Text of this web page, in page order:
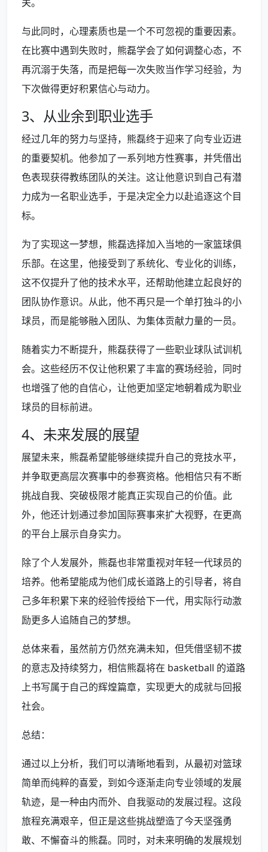
与此同时，心理素质也是一个不可忽视的重要因素。
在比赛中遇到失败时，熊磊学会了如何调整心态，不
再沉溺于失落，而是把每一次失败当作学习经验，为
下次做得更好积累信心与动力。
3、从业余到职业选手
经过几年的努力与坚持，熊磊终于迎来了向专业迈进
的重要契机。他参加了一系列地方性赛事，并凭借出
色表现获得教练团队的关注。这让他意识到自己有潜
力成为一名职业选手，于是决定全力以赴追逐这个目
标。
为了实现这一梦想，熊磊选择加入当地的一家篮球俱
乐部。在这里，他接受到了系统化、专业化的训练，
这不仅提升了他的技术水平，还帮助他建立起良好的
团队协作意识。从此，他不再只是一个单打独斗的小
球员，而是能够融入团队、为集体贡献力量的一员。
随着实力不断提升，熊磊获得了一些职业球队试训机
会。这些经历不仅让他积累了丰富的赛场经验，同时
也增强了他的自信心，让他更加坚定地朝着成为职业
球员的目标前进。
4、未来发展的展望
展望未来，熊磊希望能够继续提升自己的竞技水平，
并争取更高层次赛事中的参赛资格。他相信只有不断
挑战自我、突破极限才能真正实现自己的价值。此
外，他还计划通过参加国际赛事来扩大视野，在更高
的平台上展示自身实力。
除了个人发展外，熊磊也非常重视对年轻一代球员的
培养。他希望能成为他们成长道路上的引导者，将自
己多年积累下来的经验传授给下一代，用实际行动激
励更多人追随自己的梦想。
总体来看，虽然前方仍然充满未知，但凭借坚韧不拔
的意志及持续努力，相信熊磊将在 basketball 的道路
上书写属于自己的辉煌篇章，实现更大的成就与回报
社会。
总结：
通过以上分析，我们可以清晰地看到，从最初对篮球
简单而纯粹的喜爱，到如今逐渐走向专业领域的发展
轨迹，是一种由内而外、自我驱动的发展过程。这段
旅程充满艰辛，但正是这些挑战塑造了今天坚强勇
敢、不懈奋斗的熊磊。同时，对未来明确的发展规划